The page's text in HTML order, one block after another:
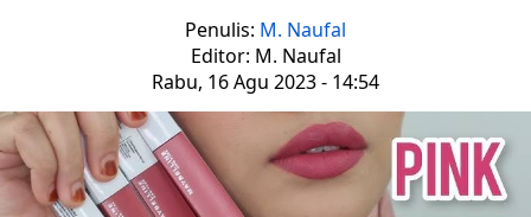
Penulis: M. Naufal
Editor: M. Naufal
Rabu, 16 Agu 2023 - 14:54